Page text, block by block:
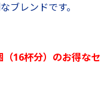
ブレンドです。
16杯分）のお得なセ